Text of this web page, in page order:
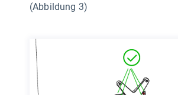
(Abbildung 3)